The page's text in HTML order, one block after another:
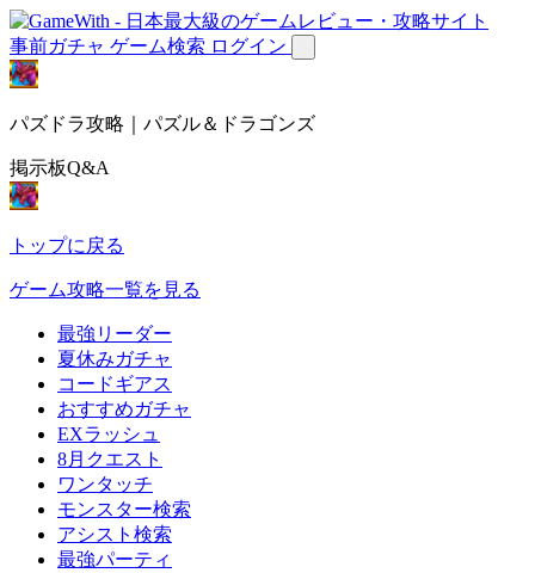
事前ガチャ ゲーム検索 ログイン
パズドラ攻略｜パズル＆ドラゴンズ
掲示板Q&A
トップに戻る
ゲーム攻略一覧を見る
最強リーダー
夏休みガチャ
コードギアス
おすすめガチャ
EXラッシュ
8月クエスト
ワンタッチ
モンスター検索
アシスト検索
最強パーティ